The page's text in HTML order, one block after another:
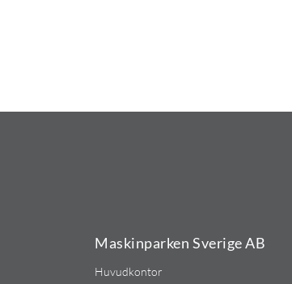
Maskinparken Sverige AB
Huvudkontor